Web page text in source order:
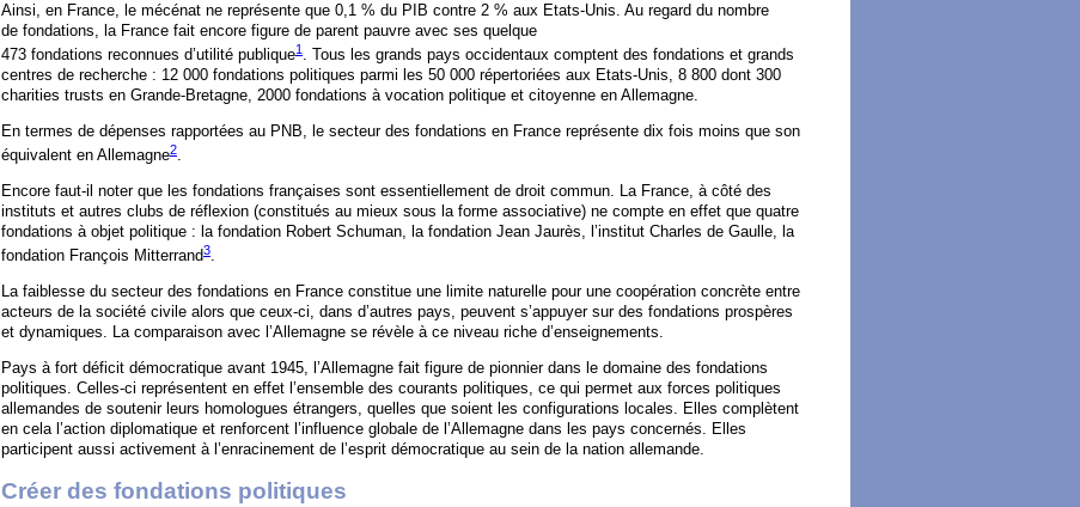
Ainsi, en France, le mécénat ne représente que 0,1 % du PIB contre 2 % aux Etats-Unis. Au regard du nombre
de fondations, la France fait encore figure de parent pauvre avec ses quelque
473 fondations reconnues d’utilité publique1 . Tous les grands pays occidentaux comptent des fondations et grands
centres de recherche : 12 000 fondations politiques parmi les 50 000 répertoriées aux Etats-Unis, 8 800 dont 300
charities trusts en Grande-Bretagne, 2000 fondations à vocation politique et citoyenne en Allemagne.
En termes de dépenses rapportées au PNB, le secteur des fondations en France représente dix fois moins que son
équivalent en Allemagne2.
Encore faut-il noter que les fondations françaises sont essentiellement de droit commun. La France, à côté des
instituts et autres clubs de réflexion (constitués au mieux sous la forme associative) ne compte en effet que quatre
fondations à objet politique : la fondation Robert Schuman, la fondation Jean Jaurès, l’institut Charles de Gaulle, la
fondation François Mitterrand3.
La faiblesse du secteur des fondations en France constitue une limite naturelle pour une coopération concrète entre
acteurs de la société civile alors que ceux-ci, dans d’autres pays, peuvent s’appuyer sur des fondations prospères
et dynamiques. La comparaison avec l’Allemagne se révèle à ce niveau riche d’enseignements.
Pays à fort déficit démocratique avant 1945, l’Allemagne fait figure de pionnier dans le domaine des fondations
politiques. Celles-ci représentent en effet l’ensemble des courants politiques, ce qui permet aux forces politiques
allemandes de soutenir leurs homologues étrangers, quelles que soient les configurations locales. Elles complètent
en cela l’action diplomatique et renforcent l’influence globale de l’Allemagne dans les pays concernés. Elles
participent aussi activement à l’enracinement de l’esprit démocratique au sein de la nation allemande.
Créer des fondations politiques